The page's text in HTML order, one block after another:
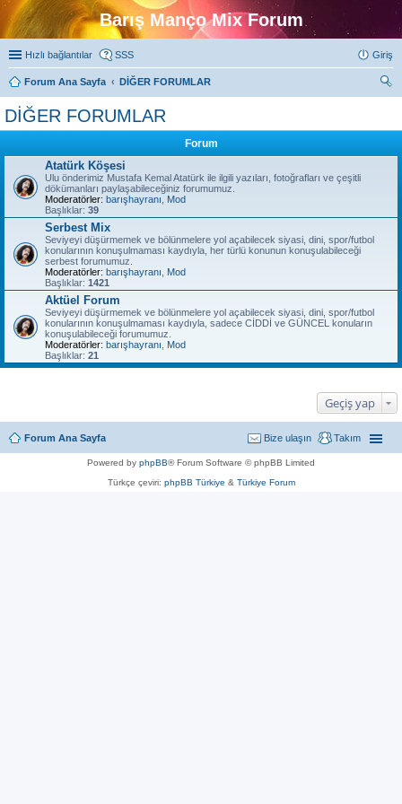
Barış Manço Mix Forum
Hızlı bağlantılar SSS Giriş
Forum Ana Sayfa
DİĞER FORUMLAR
DİĞER FORUMLAR
Forum
Atatürk Köşesi
Ulu önderimiz Mustafa Kemal Atatürk ile ilgili yazıları, fotoğrafları ve çeşitli
dökümanları paylaşabileceğiniz forumumuz.
Moderatörler: barışhayranı
Mod
Başlıklar: 39
Serbest Mix
Seviyeyi düşürmemek ve bölünmelere yol açabilecek siyasi, dini, spor/futbol
konularının konuşulmaması kaydıyla, her türlü konunun konuşulabileceği
serbest forumumuz.
Moderatörler: barışhayranı
Mod
Başlıklar: 1421
Aktüel Forum
Seviyeyi düşürmemek ve bölünmelere yol açabilecek siyasi, dini, spor/futbol
konularının konuşulmaması kaydıyla, sadece CİDDİ ve GÜNCEL konuların
konuşulabileceği forumumuz.
Moderatörler: barışhayranı
Mod
Başlıklar: 21
Geçiş yap
Forum Ana Sayfa Takım
Bize ulaşın
Powered by phpBB® Forum Software © phpBB Limited
Türkçe çeviri: phpBB Türkiye & Türkiye Forum